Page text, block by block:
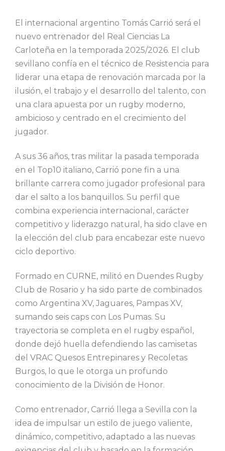
El internacional argentino Tomás Carrió será el
nuevo entrenador del Real Ciencias La
Carloteña en la temporada 2025/2026. El club
sevillano confía en el técnico de Resistencia para
liderar una etapa de renovación marcada por la
ilusión, el trabajo y el desarrollo del talento, con
una clara apuesta por un rugby moderno,
ambicioso y centrado en el crecimiento del
jugador.
A sus 36 años, tras militar la pasada temporada
en el Top10 italiano, Carrió pone fin a una
brillante carrera como jugador profesional para
dar el salto a los banquillos. Su perfil que
combina experiencia internacional, carácter
competitivo y liderazgo natural, ha sido clave en
la elección del club para encabezar este nuevo
ciclo deportivo.
Formado en CURNE, militó en Duendes Rugby
Club de Rosario y ha sido parte de combinados
como Argentina XV, Jaguares, Pampas XV,
sumando seis caps con Los Pumas. Su
trayectoria se completa en el rugby español,
donde dejó huella defendiendo las camisetas
del VRAC Quesos Entrepinares y Recoletas
Burgos, lo que le otorga un profundo
conocimiento de la División de Honor.
Como entrenador, Carrió llega a Sevilla con la
idea de impulsar un estilo de juego valiente,
dinámico, competitivo, adaptado a las nuevas